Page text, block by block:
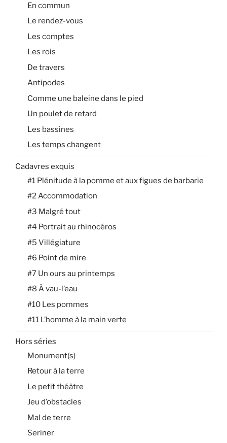
En commun
Le rendez-vous
Les comptes
Les rois
De travers
Antipodes
Comme une baleine dans le pied
Un poulet de retard
Les bassines
Les temps changent
Cadavres exquis
#1 Plénitude à la pomme et aux figues de barbarie
#2 Accommodation
#3 Malgré tout
#4 Portrait au rhinocéros
#5 Villégiature
#6 Point de mire
#7 Un ours au printemps
#8 À vau-l’eau
#10 Les pommes
#11 L’homme à la main verte
Hors séries
Monument(s)
Retour à la terre
Le petit théâtre
Jeu d’obstacles
Mal de terre
Seriner